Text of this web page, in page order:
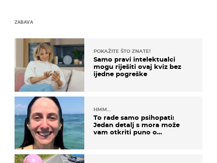
ZABAVA
POKAŽITE ŠTO ZNATE!
Samo pravi intelektualci
mogu riješiti ovaj kviz bez
ijedne pogreške
HMM…
To rade samo psihopati:
Jedan detalj s mora može
vam otkriti puno o